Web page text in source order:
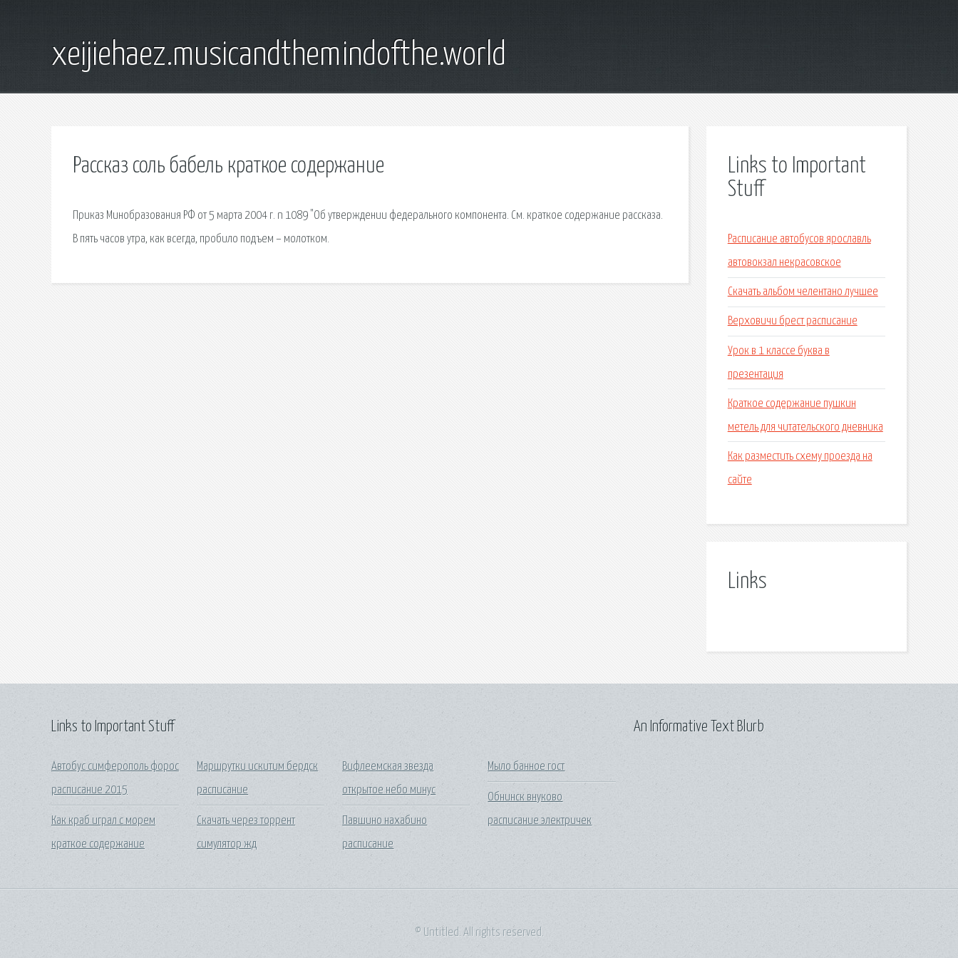
xeijiehaez.musicandthemindofthe.world
Рассказ соль бабель краткое содержание
Приказ Минобразования РФ от 5 марта 2004 г. n 1089 "Об утверждении федерального компонента. См. краткое содержание рассказа.
В пять часов утра, как всегда, пробило подъем – молотком.
Links to Important
Stuff
Расписание автобусов ярославль
автовокзал некрасовское
Скачать альбом челентано лучшее
Верховичи брест расписание
Урок в 1 классе буква в
презентация
Краткое содержание пушкин
метель для читательского дневника
Как разместить схему проезда на
сайте
Links
Links to Important Stuff
Автобус симферополь форос
расписание 2015
Как краб играл с морем
краткое содержание
Маршрутки искитим бердск
расписание
Скачать через торрент
симулятор жд
Вифлеемская звезда
открытое небо минус
Павшино нахабино
расписание
Мыло банное гост
Обнинск внуково
расписание электричек
An Informative Text Blurb
© Untitled. All rights reserved.